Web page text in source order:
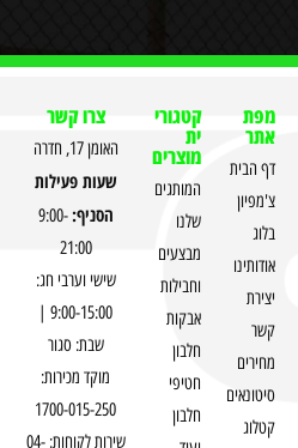
מפת
אתר
דף הבית
צ'מפיון
בלוג
אודותינו
יצירת
קשר
מחירים
סיטונאים
קטלוג
קטגורי
ית
מוצרים
המותגים
שלנו
מבצעים
וחבילות
אבקות
חלבון
חטיפי
חלבון
צרו קשר
האומן 17, חדרה
שעות פעילות
הסניף:9:00-
21:00
שישי וערבי חג:
9:00-15:00 |
שבת: סגור
מוקד מכירות:
1700-015-250
שירות לקוחות: 04-